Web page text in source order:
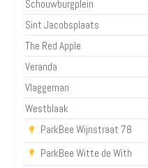
Schouwburgplein
Sint Jacobsplaats
The Red Apple
Veranda
Vlaggeman
Westblaak
ParkBee Wijnstraat 78
ParkBee Witte de With